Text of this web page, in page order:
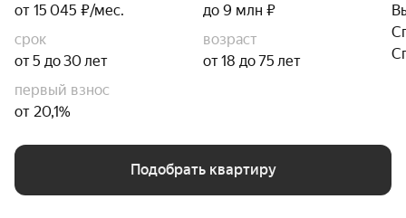
от 15 045 ₽/мес.
до 9 млн ₽
срок
от 5 до 30 лет
возраст
от 18 до 75 лет
первый взнос
от 20,1%
Подобрать квартиру